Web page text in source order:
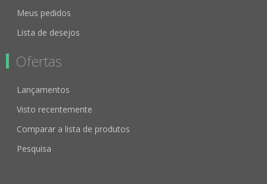
Meus pedidos
Lista de desejos
Ofertas
Lançamentos
Visto recentemente
Comparar a lista de produtos
Pesquisa